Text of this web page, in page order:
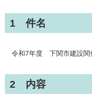
1 件名
令和7年度 下関市建設関
2 内容